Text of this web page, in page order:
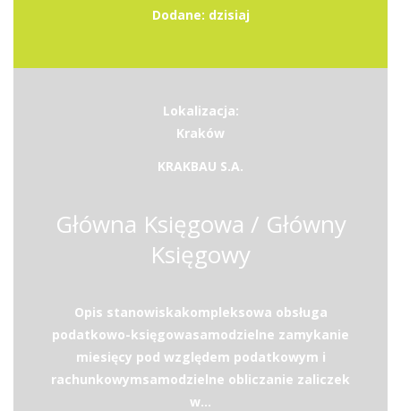
Dodane: dzisiaj
Lokalizacja:
Kraków
KRAKBAU S.A.
Główna Księgowa / Główny
Księgowy
Opis stanowiskakompleksowa obsługa
podatkowo-księgowasamodzielne zamykanie
miesięcy pod względem podatkowym i
rachunkowymsamodzielne obliczanie zaliczek
w...